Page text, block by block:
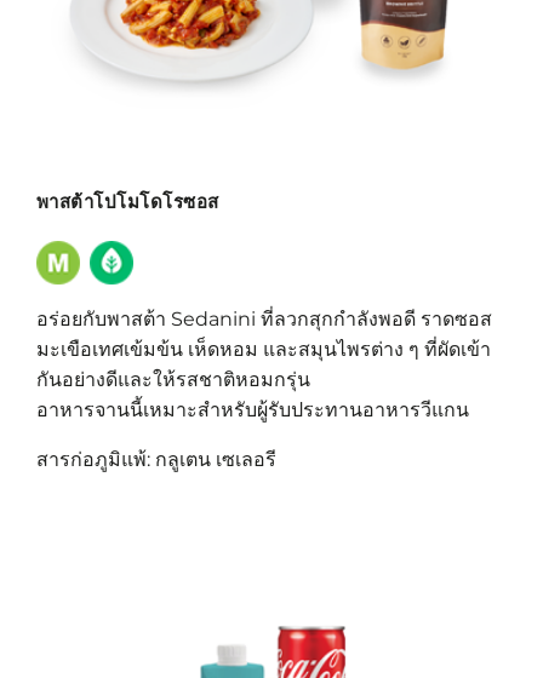
พาสต้าโปโมโดโรซอส
อร่อยกับพาสต้า Sedanini ที่ลวกสุกกำลังพอดี ราดซอส
มะเขือเทศเข้มข้น เห็ดหอม และสมุนไพรต่าง ๆ ที่ผัดเข้า
กันอย่างดีและให้รสชาติหอมกรุ่น
อาหารจานนี้เหมาะสําหรับผู้รับประทานอาหารวีแกน
สารก่อภูมิแพ้: กลูเตน เซเลอรี